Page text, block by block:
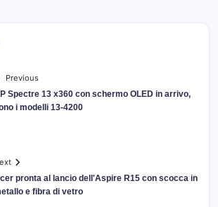
Previous
Spectre 13 x360 con schermo OLED in arrivo,
i modelli 13-4200
pronta al lancio dell'Aspire R15 con scocca in
e fibra di vetro